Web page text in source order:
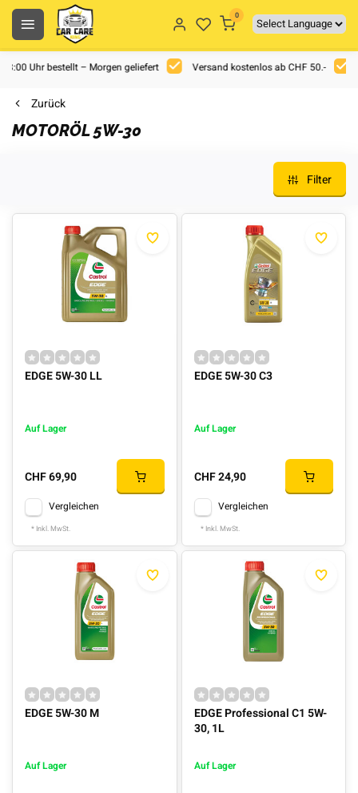
0
Uhr bestellt – Morgen geliefert Versand kostenlos ab CHF 50.-
Zurück
MOTORÖL 5W-30
Filter
EDGE 5W-30 LL
Auf Lager
CHF 69,90
Vergleichen
* Inkl. MwSt.
EDGE 5W-30 C3
Auf Lager
CHF 24,90
Vergleichen
* Inkl. MwSt.
EDGE 5W-30 M
Auf Lager
EDGE Professional C1 5W-
30, 1L
Auf Lager